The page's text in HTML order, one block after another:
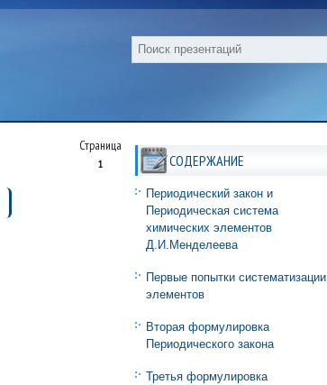
Страница
1 СОДЕРЖАНИЕ
Периодический закон и
Периодическая система
химических элементов
Д.И.Менделеева
Первые попытки систематизации
элементов
Вторая формулировка
Периодического закона
Третья формулировка